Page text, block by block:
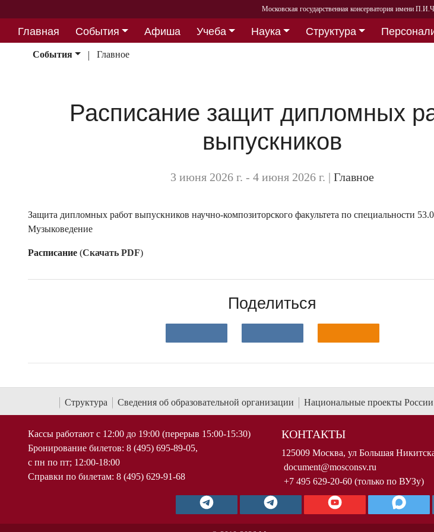
Московская государственная консерватория имени
Главная События Афиша Учеба Наука Структура
Партнерство
События Главное
Расписание защит дипломных
выпускников
3 июня 2026 г. - 4 июня 2026 г. |Главное
Защита дипломных работ выпускников научно-композиторского факультета по специальности
Музыковедение
Расписание (Скачать PDF)
Поделиться
Структура Сведения об образовательной организации Национальные проекты России
Кассы работают с 12:00 до 19:00 (перерыв 15:00-15:30)
Бронирование билетов: 8 (495) 695-89-05,
с пн по пт; 12:00-18:00
Справки по билетам: 8 (495) 629-91-68
КОНТАКТЫ
125009 Москва, ул Большая
document@mosconsv.ru
+7 495 629-20-60 (только по ВУЗу)